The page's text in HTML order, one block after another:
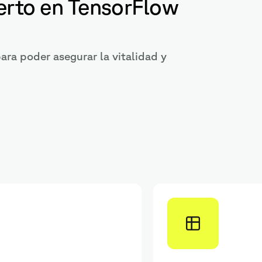
en TensorFlow
poder asegurar la vitalidad y